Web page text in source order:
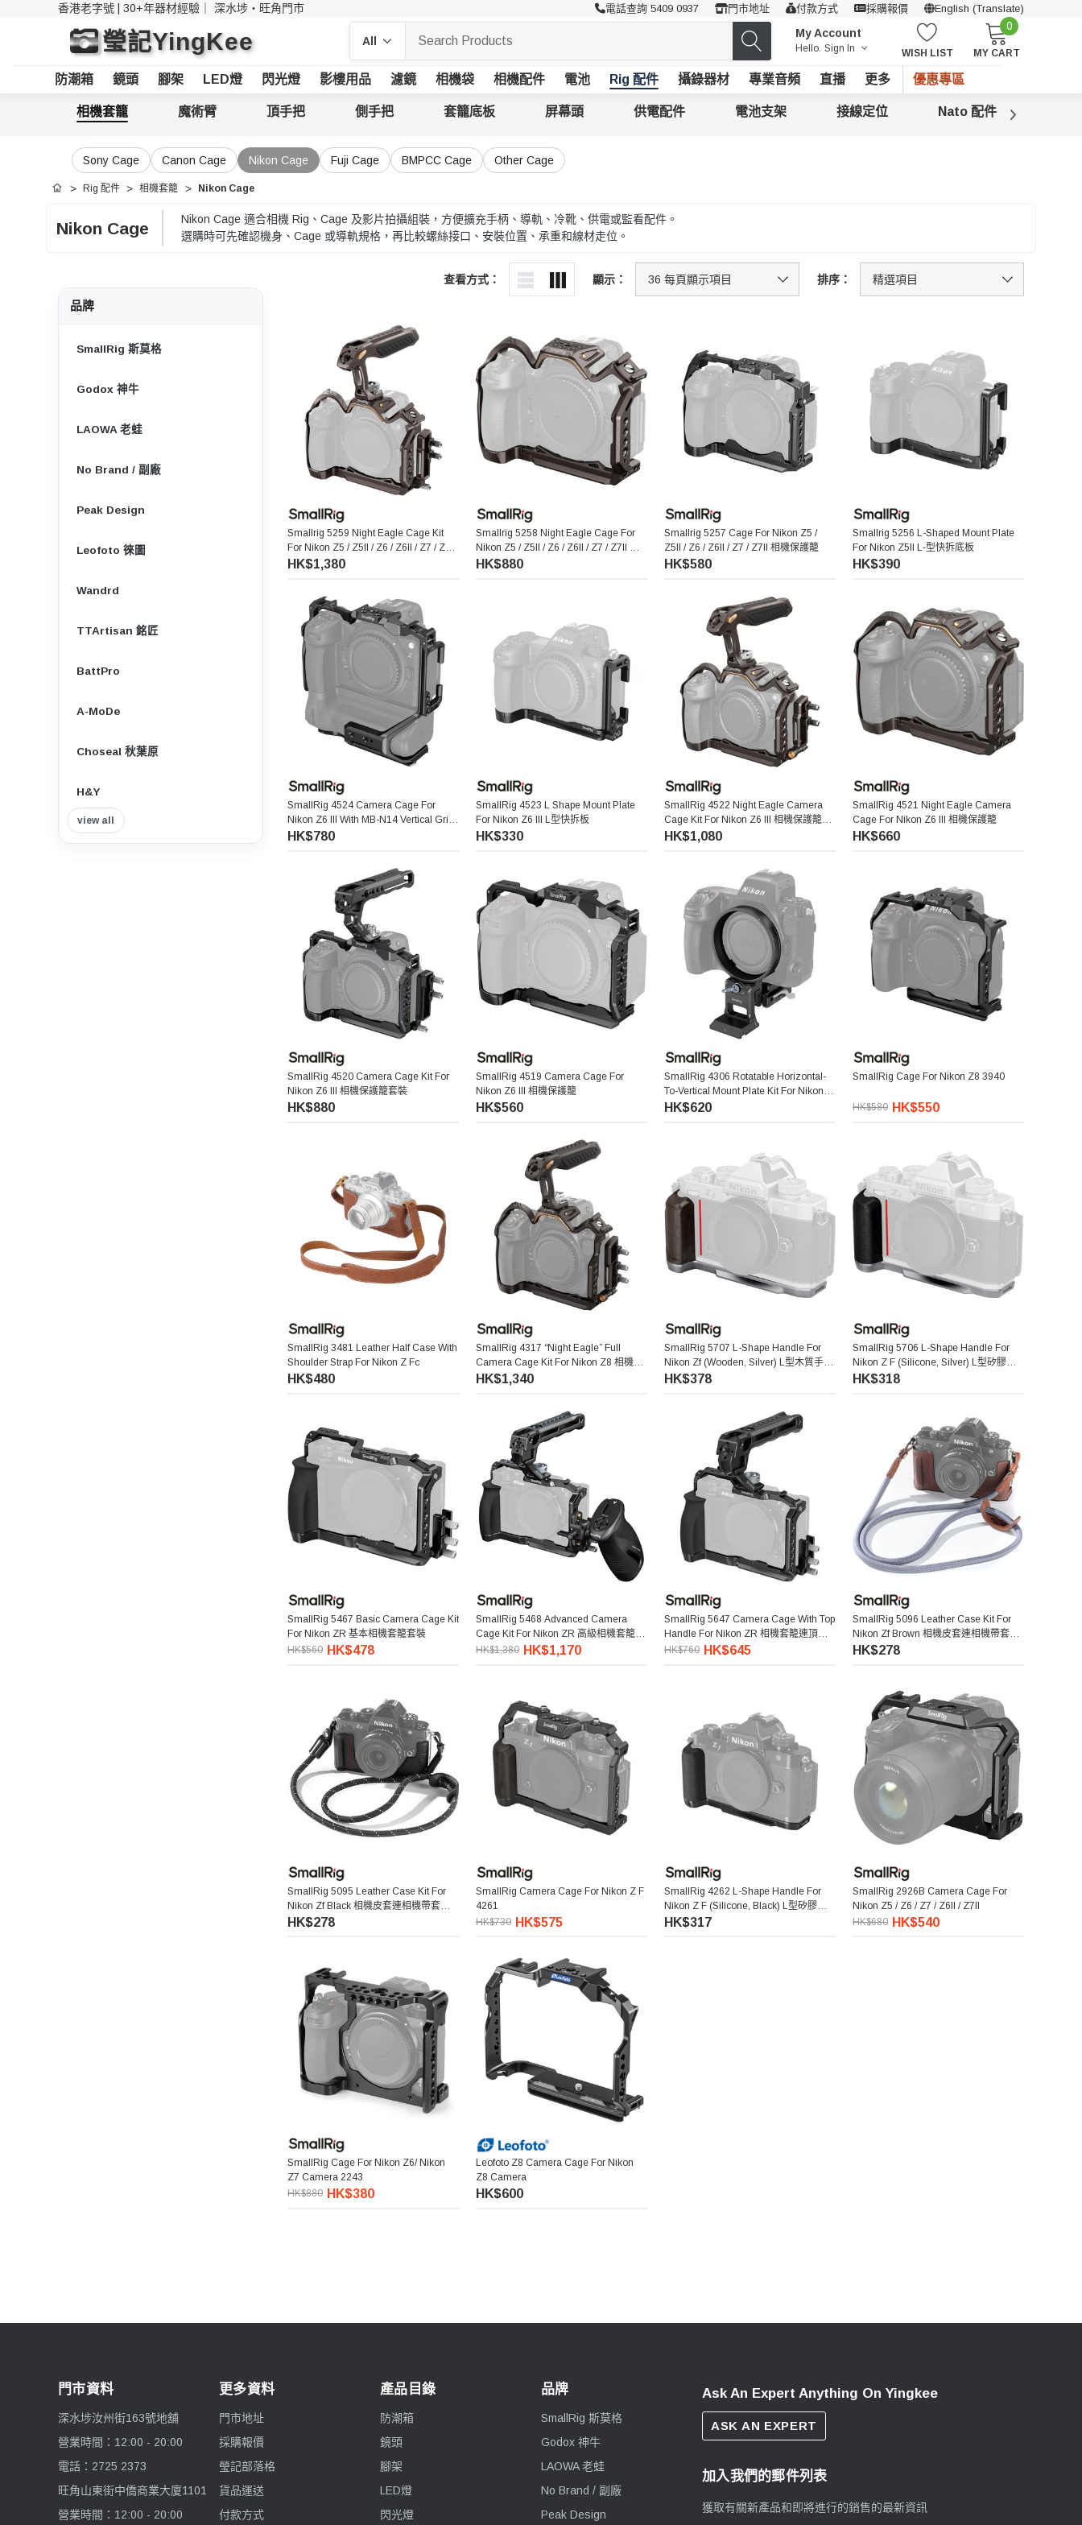
香港老字號 | 30+年器材經驗｜ 深水埗・旺角門市 電話查詢 5409 0937 門市地址 付款方式 採購報價 English (Translate)
瑩記YingKee My Account
Hello. Sign In WISH LIST
0
MY CART
防潮箱 鏡頭 腳架 LED燈 閃光燈 影樓用品 濾鏡 相機袋 相機配件 電池 Rig 配件 攝錄器材 專業音頻 直播 更多 優惠專區
相機套籠 魔術臂 頂手把 側手把 套籠底板 屏幕頭 供電配件 電池支架 接線定位 Nato 配件
Sony Cage Canon Cage Nikon Cage Fuji Cage BMPCC Cage Other Cage
首頁 Rig 配件 相機套籠 Nikon Cage
Nikon Cage
Nikon Cage 適合相機 Rig、Cage 及影片拍攝組裝，方便擴充手柄、導軌、冷靴、供電或監看配件。
選購時可先確認機身、Cage 或導軌規格，再比較螺絲接口、安裝位置、承重和線材走位。
查看方式： 顯示： 排序：
品牌
SmallRig 斯莫格
Godox 神牛
LAOWA 老蛙
No Brand / 副廠
Peak Design
Leofoto 徠圖
Wandrd
TTArtisan 銘匠
BattPro
A-MoDe
Choseal 秋葉原
H&Y
Insta360
Kase 卡色
Jinbei 金貝
Lowepro 樂攝寶
view all
Smallrig 5259 Night Eagle Cage Kit
For Nikon Z5 / Z5II / Z6 / Z6II / Z7 / Z7II
相機保護籠套裝
HK$1,380
Smallrig 5258 Night Eagle Cage For
Nikon Z5 / Z5II / Z6 / Z6II / Z7 / Z7II 相
機保護籠
HK$880
Smallrig 5257 Cage For Nikon Z5 /
Z5II / Z6 / Z6II / Z7 / Z7II 相機保護籠
HK$580
Smallrig 5256 L-Shaped Mount Plate
For Nikon Z5II L‑型快拆底板
HK$390
SmallRig 4524 Camera Cage For
Nikon Z6 III With MB-N14 Vertical Grip
相機保護籠
HK$780
SmallRig 4523 L Shape Mount Plate
For Nikon Z6 III L型快拆板
HK$330
SmallRig 4522 Night Eagle Camera
Cage Kit For Nikon Z6 III 相機保護籠套
裝
HK$1,080
SmallRig 4521 Night Eagle Camera
Cage For Nikon Z6 III 相機保護籠
HK$660
SmallRig 4520 Camera Cage Kit For
Nikon Z6 III 相機保護籠套裝
HK$880
SmallRig 4519 Camera Cage For
Nikon Z6 III 相機保護籠
HK$560
SmallRig 4306 Rotatable Horizontal-
To-Vertical Mount Plate Kit For Nikon Z
Series 旋轉縱橫快拆板套件 (Nikon Z 系
HK$620
SmallRig Cage For Nikon Z8 3940
HK$580 HK$550
SmallRig 3481 Leather Half Case With
Shoulder Strap For Nikon Z Fc
HK$480
SmallRig 4317 “Night Eagle” Full
Camera Cage Kit For Nikon Z8 相機保
護籠
HK$1,340
SmallRig 5707 L-Shape Handle For
Nikon Zf (Wooden, Silver) L型木質手柄
(銀色)
HK$378
SmallRig 5706 L-Shape Handle For
Nikon Z F (Silicone, Silver) L型矽膠手
柄 (銀色)
HK$318
SmallRig 5467 Basic Camera Cage Kit
For Nikon ZR 基本相機套籠套裝
HK$560 HK$478
SmallRig 5468 Advanced Camera
Cage Kit For Nikon ZR 高級相機套籠套
裝
HK$1,380 HK$1,170
SmallRig 5647 Camera Cage With Top
Handle For Nikon ZR 相機套籠連頂部
手柄
HK$760 HK$645
SmallRig 5096 Leather Case Kit For
Nikon Zf Brown 相機皮套連相機帶套裝
(啡色)
HK$278
SmallRig 5095 Leather Case Kit For
Nikon Zf Black 相機皮套連相機帶套裝
(黑色)
HK$278
SmallRig Camera Cage For Nikon Z F
4261
HK$730 HK$575
SmallRig 4262 L-Shape Handle For
Nikon Z F (Silicone, Black) L型矽膠手
柄 (黑色)
HK$317
SmallRig 2926B Camera Cage For
Nikon Z5 / Z6 / Z7 / Z6II / Z7II
HK$680 HK$540
SmallRig Cage For Nikon Z6/ Nikon
Z7 Camera 2243
HK$880 HK$380
Leofoto Z8 Camera Cage For Nikon
Z8 Camera
HK$600
門市資料
深水埗汝州街163號地舖
營業時間：12:00 - 20:00
電話：2725 2373
旺角山東街中僑商業大廈1101
營業時間：12:00 - 20:00
更多資料
門市地址
採購報價
瑩記部落格
貨品運送
付款方式
產品目錄
防潮箱
鏡頭
腳架
LED燈
閃光燈
品牌
SmallRig 斯莫格
Godox 神牛
LAOWA 老蛙
No Brand / 副廠
Peak Design
Ask An Expert Anything On Yingkee
ASK AN EXPERT
加入我們的郵件列表
獲取有關新產品和即將進行的銷售的最新資訊